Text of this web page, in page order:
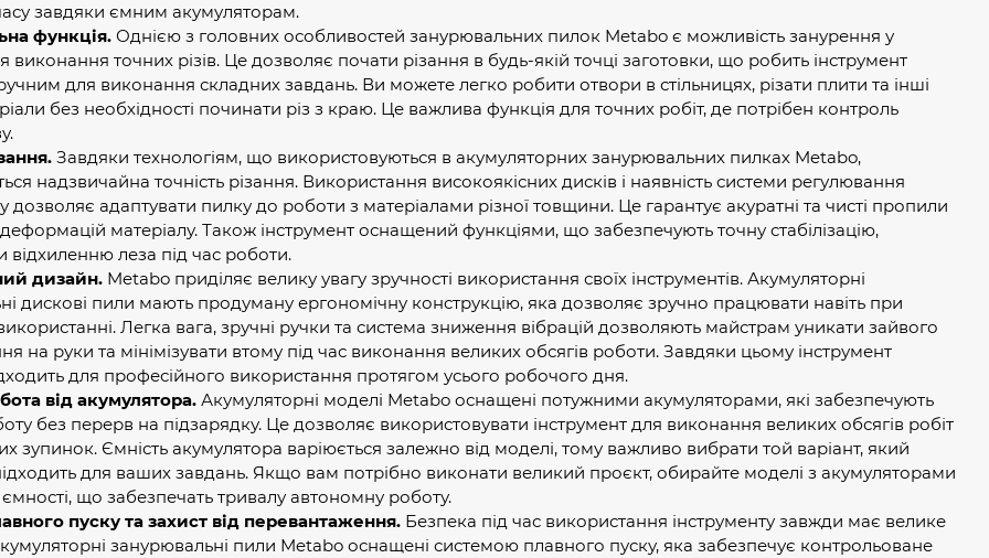
завдяки ємним акумуляторам.
функція. Однією з головних особливостей занурювальних пилок Metabo є можливість занурення у
виконання точних різів. Це дозволяє почати різання в будь-якій точці заготовки, що робить інструмент
для виконання складних завдань. Ви можете легко робити отвори в стільницях, різати плити та інші
без необхідності починати різ з краю. Це важлива функція для точних робіт, де потрібен контроль
Завдяки технологіям, що використовуються в акумуляторних занурювальних пилках Metabo,
надзвичайна точність різання. Використання високоякісних дисків і наявність системи регулювання
дозволяє адаптувати пилку до роботи з матеріалами різної товщини. Це гарантує акуратні та чисті пропили
деформацій матеріалу. Також інструмент оснащений функціями, що забезпечують точну стабілізацію,
відхиленню леза під час роботи.
дизайн. Metabo приділяє велику увагу зручності використання своїх інструментів. Акумуляторні
дискові пили мають продуману ергономічну конструкцію, яка дозволяє зручно працювати навіть при
Легка вага, зручні ручки та система зниження вібрацій дозволяють майстрам уникати зайвого
на руки та мінімізувати втому під час виконання великих обсягів роботи. Завдяки цьому інструмент
для професійного використання протягом усього робочого дня.
від акумулятора. Акумуляторні моделі Metabo оснащені потужними акумуляторами, які забезпечують
без перерв на підзарядку. Це дозволяє використовувати інструмент для виконання великих обсягів робіт
зупинок. Ємність акумулятора варіюється залежно від моделі, тому важливо вибрати той варіант, який
для ваших завдань. Якщо вам потрібно виконати великий проєкт, обирайте моделі з акумуляторами
що забезпечать тривалу автономну роботу.
пуску та захист від перевантаження. Безпека під час використання інструменту завжди має велике
занурювальні пили Metabo оснащені системою плавного пуску, яка забезпечує контрольоване